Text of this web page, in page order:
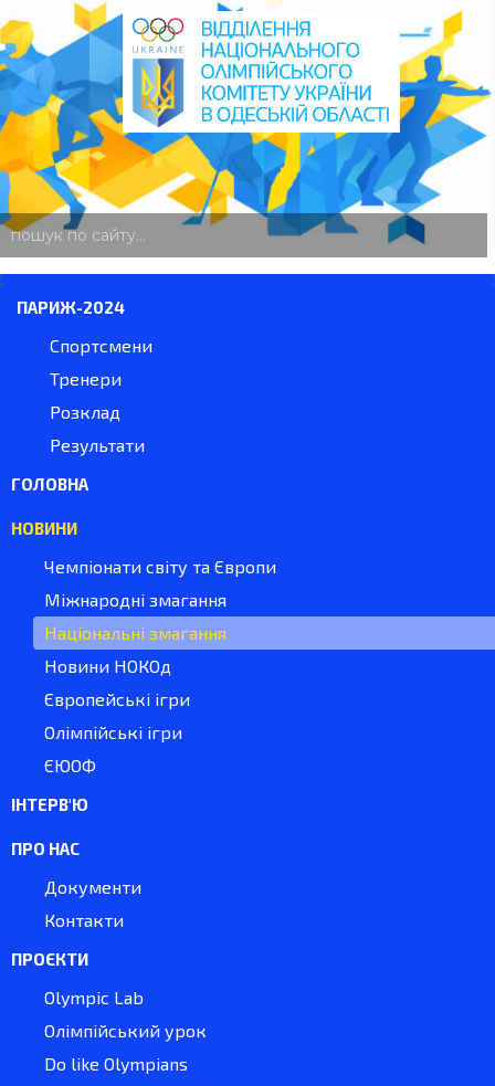
пошук
по
ПАРИЖ-2024
Спортсмени
Тренери
Розклад
Результати
ГОЛОВНА
НОВИНИ
Чемпіонати світу та Європи
Міжнародні змагання
Національні змагання
Новини НОКОд
Європейські ігри
Олімпійські ігри
ЄЮОФ
ІНТЕРВ'Ю
ПРО НАС
Документи
Контакти
ПРОЄКТИ
Olympic Lab
Олімпійський урок
Do like Olympians